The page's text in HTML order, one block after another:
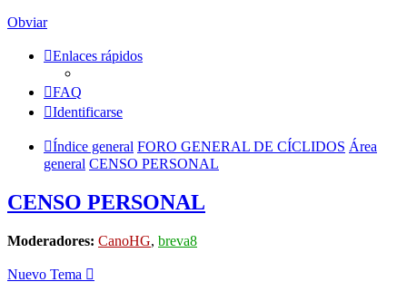
Obviar
Enlaces rápidos
FAQ
Identificarse
Índice general FORO GENERAL DE CÍCLIDOS Área
general CENSO PERSONAL
CENSO PERSONAL
Moderadores: CanoHG, breva8
Nuevo Tema